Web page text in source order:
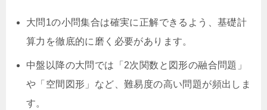
大問1の小問集合は確実に正解できるよう、基礎計
算力を徹底的に磨く必要があります。
中盤以降の大問では「2次関数と図形の融合問題」
や「空間図形」など、難易度の高い問題が頻出しま
す。